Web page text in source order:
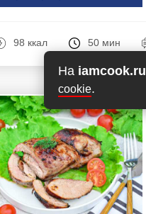
На iamcook.ru
cookie.
98 ккал 50 мин